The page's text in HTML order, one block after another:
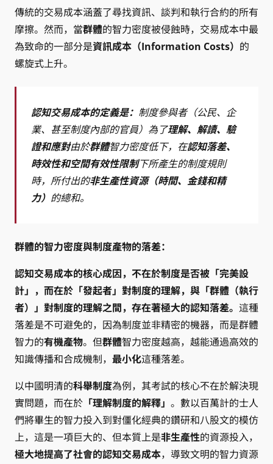
傳統的交易成本涵蓋了尋找資訊、談判和執行合約的所有
摩擦。然而，當群體的智力密度被侵蝕時，交易成本中最
為致命的一部分是資訊成本（Information Costs） 的
螺旋式上升。
認知交易成本的定義是： 制度參與者（公民、企
業、甚至制度內部的官員）為了理解、解讀、驗
證和應對由於群體智力密度低下，在認知落差、
時效性和空間有效性限制下所產生的制度規則
時，所付出的非生產性資源（時間、金錢和精
力） 的總和。
群體的智力密度與制度產物的落差：
認知交易成本的核心成因，不在於制度是否被「完美設
計」，而在於「發起者」對制度的理解，與「群體（執行
者）」對制度的理解之間，存在著極大的認知落差。 這種
落差是不可避免的，因為制度並非精密的機器，而是群體
智力的有機產物。但群體智力密度越高，越能通過高效的
知識傳播和合成機制， 最小化這種落差。
以中國明清的科舉制度為例，其考試的核心不在於解決現
實問題，而在於 「理解制度的解釋」 。數以百萬計的士人
們將畢生的智力投入到對僵化經典的鑽研和八股文的模仿
上，這是一項巨大的、但本質上是非生產性的資源投入，
極大地提高了社會的認知交易成本，導致文明的智力資源